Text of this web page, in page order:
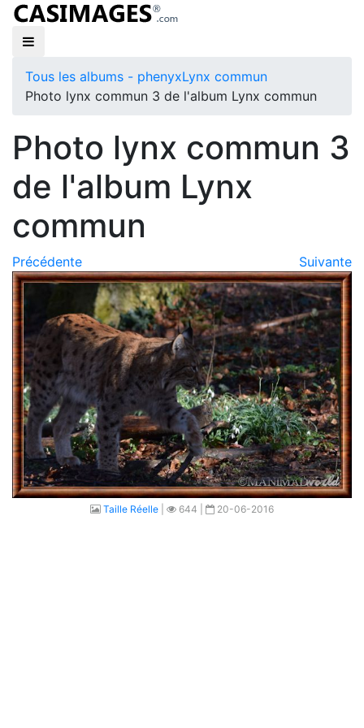
Tous les albums - phenyxLynx commun
Photo lynx commun 3 de l'album Lynx commun
Photo lynx commun 3
de l'album Lynx
commun
Précédente Suivante
Taille Réelle 644 | 20-06-2016